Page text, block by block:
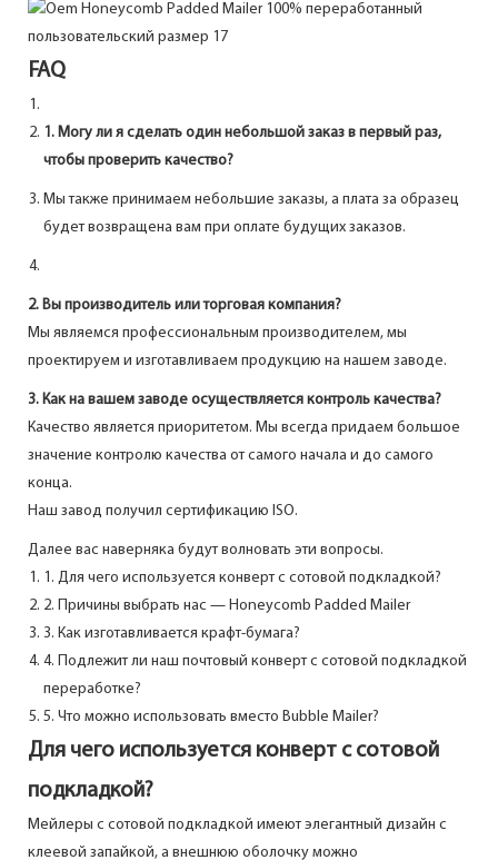
FAQ
1. Могу ли я сделать один небольшой заказ в первый раз,
чтобы проверить качество?
Мы также принимаем небольшие заказы, а плата за образец
будет возвращена вам при оплате будущих заказов.
2. Вы производитель или торговая компания?
Мы являемся профессиональным производителем, мы
проектируем и изготавливаем продукцию на нашем заводе.
3. Как на вашем заводе осуществляется контроль качества?
Качество является приоритетом. Мы всегда придаем большое
значение контролю качества от самого начала и до самого
конца.
Наш завод получил сертификацию ISO.
Далее вас наверняка будут волновать эти вопросы.
1. Для чего используется конверт с сотовой подкладкой?
2. Причины выбрать нас — Honeycomb Padded Mailer
3. Как изготавливается крафт-бумага?
4. Подлежит ли наш почтовый конверт с сотовой подкладкой
переработке?
5. Что можно использовать вместо Bubble Mailer?
Для чего используется конверт с сотовой
подкладкой?
Мейлеры с сотовой подкладкой имеют элегантный дизайн с
клеевой запайкой, а внешнюю оболочку можно